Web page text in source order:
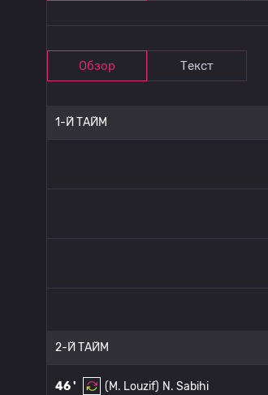
Обзор Текст
1-Й ТАЙМ
2-Й ТАЙМ
46 ' (M. Louzif) N. Sabihi